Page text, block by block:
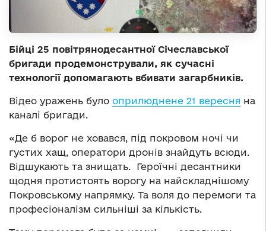
Бійці 25 повітрянодесантної Січеславської
бригади продемонстрували, як сучасні
технології допомагають вбивати загарбників.
Відео уражень було оприлюднене 21 вересня на
каналі бригади.
«Де б ворог не ховався, під покровом ночі чи
густих хащ, оператори дронів знайдуть всюди.
Відшукають та знищать. Героїчні десантники
щодня протистоять ворогу на найскладнішому
Покровському напрямку. Та воля до перемоги та
професіоналізм сильніші за кількість.